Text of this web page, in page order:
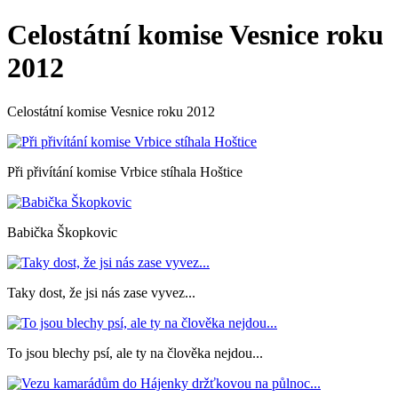
Celostátní komise Vesnice roku
2012
Celostátní komise Vesnice roku 2012
Při přivítání komise Vrbice stíhala Hoštice
Babička Škopkovic
Taky dost, že jsi nás zase vyvez...
To jsou blechy psí, ale ty na člověka nejdou...